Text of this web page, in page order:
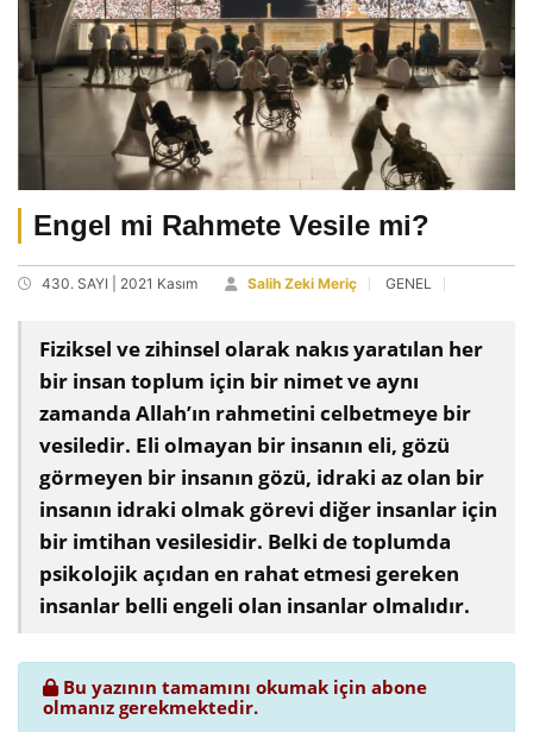
Engel mi Rahmete Vesile mi?
430. SAYI | 2021 Kasım Salih Zeki Meriç GENEL
Fiziksel ve zihinsel olarak nakıs yaratılan her
bir insan toplum için bir nimet ve aynı
zamanda Allah’ın rahmetini celbetmeye bir
vesiledir. Eli olmayan bir insanın eli, gözü
görmeyen bir insanın gözü, idraki az olan bir
insanın idraki olmak görevi diğer insanlar için
bir imtihan vesilesidir. Belki de toplumda
psikolojik açıdan en rahat etmesi gereken
insanlar belli engeli olan insanlar olmalıdır.
Bu yazının tamamını okumak için abone
olmanız gerekmektedir.